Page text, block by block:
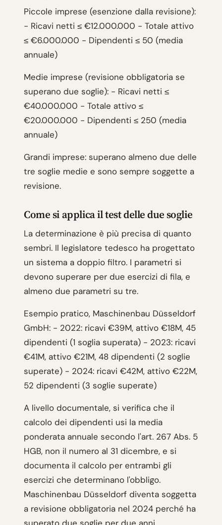
Piccole imprese (esenzione dalla revisione):
- Ricavi netti ≤ €12.000.000 - Totale attivo
≤ €6.000.000 - Dipendenti ≤ 50 (media
annuale)
Medie imprese (revisione obbligatoria se
superano due soglie): - Ricavi netti ≤
€40.000.000 - Totale attivo ≤
€20.000.000 - Dipendenti ≤ 250 (media
annuale)
Grandi imprese: superano almeno due delle
tre soglie medie e sono sempre soggette a
revisione.
Come si applica il test delle due soglie
La determinazione è più precisa di quanto
sembri. Il legislatore tedesco ha progettato
un sistema a doppio filtro. I parametri si
devono superare per due esercizi di fila, e
almeno due parametri su tre.
Esempio pratico, Maschinenbau Düsseldorf
GmbH: - 2022: ricavi €39M, attivo €18M, 45
dipendenti (1 soglia superata) - 2023: ricavi
€41M, attivo €21M, 48 dipendenti (2 soglie
superate) - 2024: ricavi €42M, attivo €22M,
52 dipendenti (3 soglie superate)
A livello documentale, si verifica che il
calcolo dei dipendenti usi la media
ponderata annuale secondo l'art. 267 Abs. 5
HGB, non il numero al 31 dicembre, e si
documenta il calcolo per entrambi gli
esercizi che determinano l'obbligo.
Maschinenbau Düsseldorf diventa soggetta
a revisione obbligatoria nel 2024 perché ha